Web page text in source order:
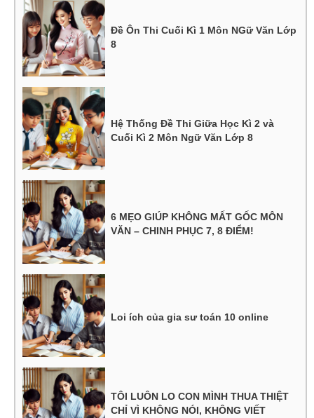
Đề Ôn Thi Cuối Kì 1 Môn NGữ Văn Lớp
8
Hệ Thống Đề Thi Giữa Học Kì 2 và
Cuối Kì 2 Môn Ngữ Văn Lớp 8
6 MẸO GIÚP KHÔNG MẤT GỐC MÔN
VĂN – CHINH PHỤC 7, 8 ĐIỂM!
Loi ích của gia sư toán 10 online
TÔI LUÔN LO CON MÌNH THUA THIỆT
CHỈ VÌ KHÔNG NÓI, KHÔNG VIẾT